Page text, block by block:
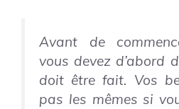
Avant de
vous devez d’abord
doit être fait. Vos
pas les mêmes si